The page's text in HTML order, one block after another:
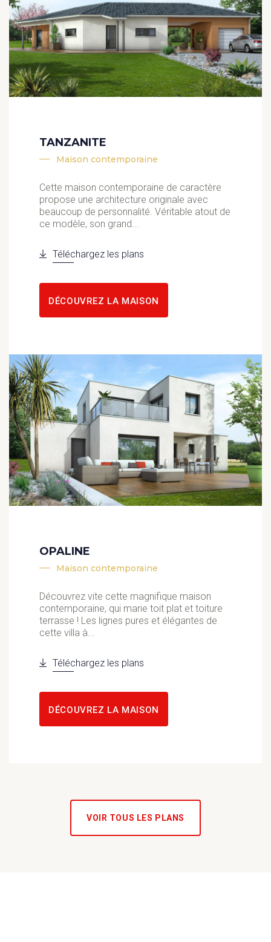
TANZANITE
Maison contemporaine
Cette maison contemporaine de caractère
propose une architecture originale avec
beaucoup de personnalité. Véritable atout de
ce modèle, son grand...
Téléchargez les plans
DÉCOUVREZ LA MAISON
OPALINE
Maison contemporaine
Découvrez vite cette magnifique maison
contemporaine, qui marie toit plat et toiture
terrasse ! Les lignes pures et élégantes de
cette villa à...
Téléchargez les plans
DÉCOUVREZ LA MAISON
VOIR TOUS LES PLANS